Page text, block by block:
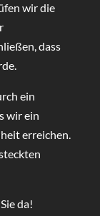
wir die
dass
ein
wir ein
erreichen.
da!